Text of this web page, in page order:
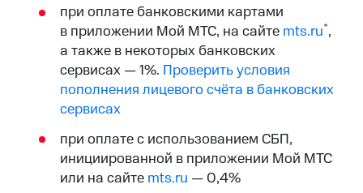
Тарифы
Услуги
Роуминг
Семейная
группа
Заказать
МТС
Акции
Скидка 30%
на связь
Тарифы
RED,
РИИЛ
и МТС
Супер
дешевле
при оплате банковскими картами
в приложении Мой МТС, на сайте mts.ru*,
а также в некоторых банковских
сервисах — 1%. Проверить условия
пополнения лицевого счёта в банковских
сервисах
при оплате с использованием СБП,
инициированной в приложении Мой МТС
или на сайте mts.ru — 0,4%